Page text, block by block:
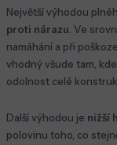
Největší výhodou
proti nárazu . Ve
namáhání a při
vhodný všude tam,
odolnost celé
Další výhodou je nižší
polovinu toho, co